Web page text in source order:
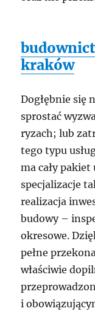
kraków
Dogłębnie się
sprostać
ryzach; lub
tego typu
ma cały pakiet
specjalizacje
realizacja
budowy –
okresowe.
pełne
właściwie
i